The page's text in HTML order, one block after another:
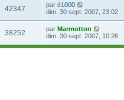
42347 par é1000
dim. 30 sept. 2007, 23:02
38252 par Marmotton
dim. 30 sept. 2007, 10:26